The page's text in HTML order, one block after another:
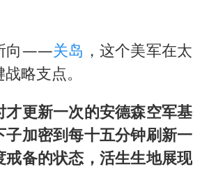
向——关岛 ，这个美军在太
略支点。
才更新一次的安德森空军基
子加密到每十五分钟刷新一
戒备的状态，活生生地展现